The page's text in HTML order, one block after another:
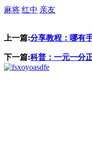
麻将 红中 亲友
上一篇:分享教程：哪有
下一篇:科普：一元一分
asdfe